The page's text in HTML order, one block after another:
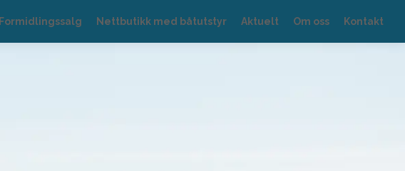
Formidlingssalg Nettbutikk med båtutstyr Aktuelt Om oss Kontakt